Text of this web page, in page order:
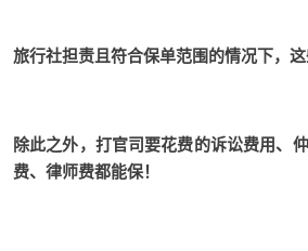
旅行社担责且符合保单范围的情况下，这
除此之外，打官司要花费的诉讼费用、
费、律师费都能保！